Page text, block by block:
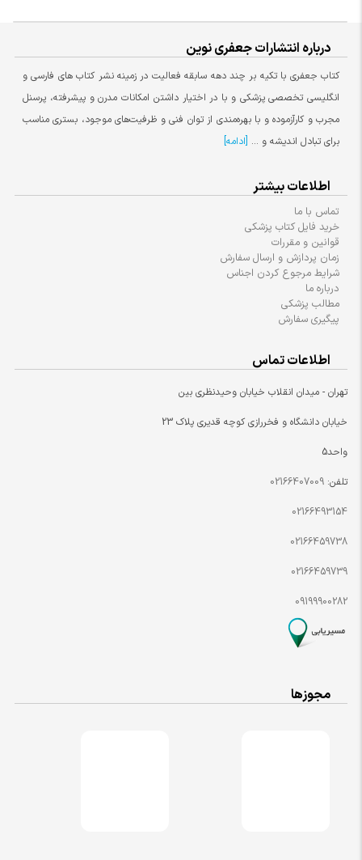
درباره انتشارات جعفری نوین
کتاب جعفری با تکیه بر چند دهه سابقه فعالیت در زمینه نشر کتاب های فارسی و
انگلیسی تخصصی پزشکی و با در اختیار داشتن امکانات مدرن و پیشرفته، پرسنل
مجرب و کارآزموده و با بهره‌مندی از توان فنی و ظرفیت‌های موجود، بستری مناسب
برای تبادل اندیشه و ... [ادامه]
اطلاعات بیشتر
تماس با ما
خرید فایل کتاب پزشکی
قوانین و مقررات
زمان پردازش و ارسال سفارش
شرایط مرجوع کردن اجناس
درباره ما
مطالب پزشکی
پیگیری سفارش
اطلاعات تماس
تهران - میدان انقلاب خیابان وحیدنظری بین
خیابان دانشگاه و فخررازی کوچه قدیری پلاک 23
واحد5
تلفن: 02166407009
02166493154
02166459738
02166459739
09199900282
مجوزها